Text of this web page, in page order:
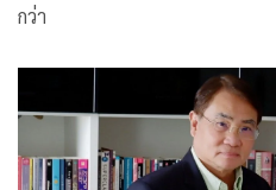
กว่า